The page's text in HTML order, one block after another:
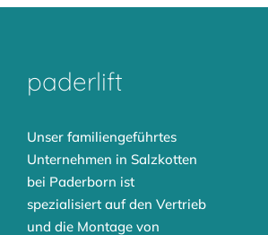
paderlift
Unser familiengeführtes
Unternehmen in Salzkotten
bei Paderborn ist
spezialisiert auf den Vertrieb
und die Montage von